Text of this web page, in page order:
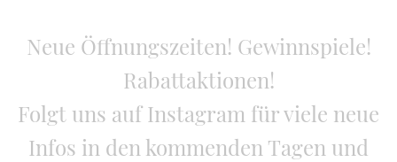
Neue Öffnungszeiten! Gewinnspiele!
Rabattaktionen!
Folgt uns auf Instagram für viele neue
Infos in den kommenden Tagen und